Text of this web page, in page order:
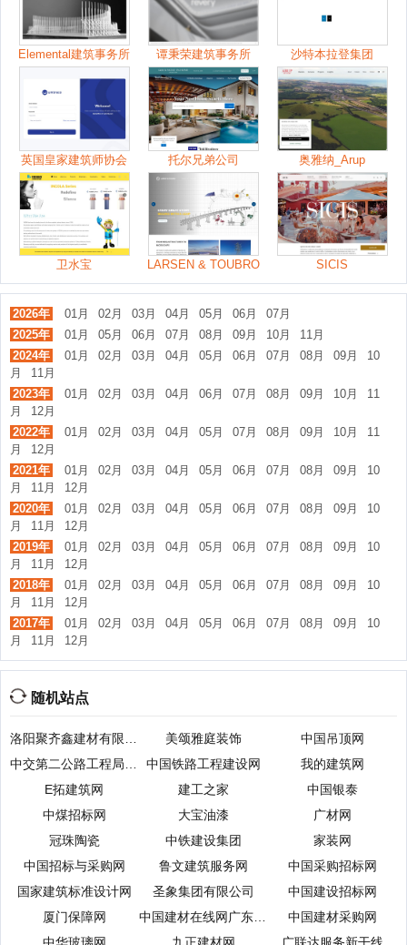
Elemental建筑事务所 谭秉荣建筑事务所 沙特本拉登集团
英国皇家建筑师协会 托尔兄弟公司 奥雅纳_Arup
卫水宝 LARSEN & TOUBRO SICIS
2026年 01月 02月 03月 04月 05月 06月
07月
2025年
01月 05月 06月 07月 08月 09月 10月
11月
2024年
01月 02月 03月 04月 05月 06月 07月 08月 09月
10
月
11月
2023年
01月 02月 03月 04月 06月 07月 08月 09月 10月
11
月
12月
2022年
01月 02月 03月 04月 05月 07月 08月 09月 10月
11
月
12月
2021年
01月 02月 03月 04月 05月 06月 07月 08月 09月
10
月
11月
12月
2020年
01月 02月 03月 04月 05月 06月 07月 08月 09月
10
月
11月
12月
2019年
01月 02月 03月 04月 05月 06月 07月 08月 09月
10
月
11月
12月
2018年
01月 02月 03月 04月 05月 06月 07月 08月 09月
10
月
11月
12月
2017年
01月 02月 03月 04月 05月 06月 07月 08月 09月
10
月
11月 12月
随机站点
美颂雅庭装饰
中国吊顶网
中国铁路工程建设网
我的建筑网
E拓建筑网
建工之家
中国银泰
中煤招标网
大宝油漆
广材网
冠珠陶瓷
中铁建设集团
家装网
中国招标与采购网
鲁文建筑服务网
中国采购招标网
国家建筑标准设计网
圣象集团有限公司
中国建设招标网
厦门保障网
中国建材在线网广东频道
中国建材采购网